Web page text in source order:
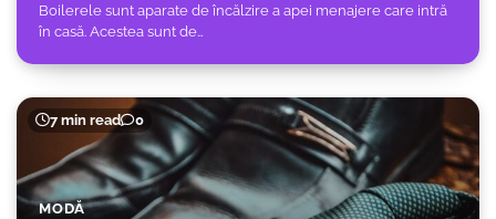
Boilerele sunt aparate de încălzire a apei menajere care intră
în casă. Acestea sunt de…
7 min read 0
MODĂ